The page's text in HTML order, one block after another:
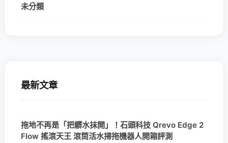
未分類
最新文章
拖地不再是「把髒水抹開」！石頭科技 Qrevo Edge 2
Flow 搖滾天王 滾筒活水掃拖機器人開箱評測